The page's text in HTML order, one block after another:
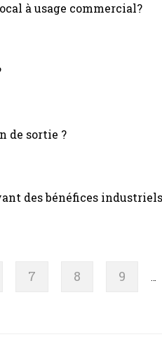
à usage commercial?
de sortie ?
des bénéfices
Page
7 Page
8 Page
9